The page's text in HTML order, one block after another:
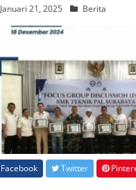
Januari 21, 2025 Berita
Facebook Twitter